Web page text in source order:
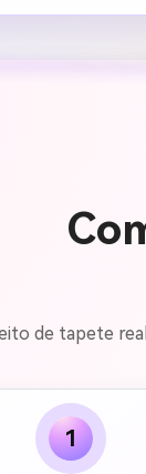
de tapete
1